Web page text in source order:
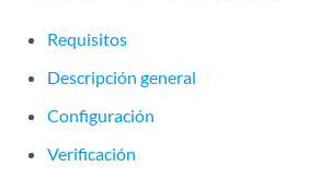
Requisitos
Descripción general
Configuración
Verificación